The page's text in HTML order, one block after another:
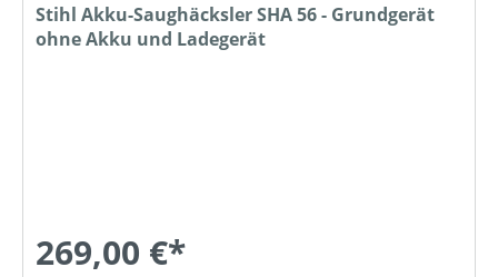
Stihl Akku-Saughäcksler SHA 56 - Grundgerät
ohne Akku und Ladegerät
269,00 €*